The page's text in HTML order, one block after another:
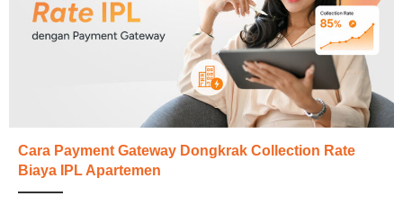
Cara Payment Gateway Dongkrak Collection Rate
Biaya IPL Apartemen